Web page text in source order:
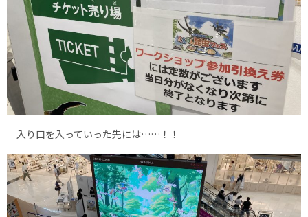
入り口を入っていった先には……！！